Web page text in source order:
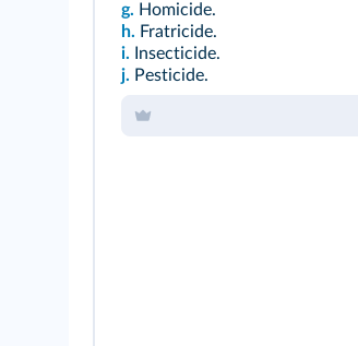
g. Homicide.
h. Fratricide.
i.
Insecticide.
j. Pesticide.